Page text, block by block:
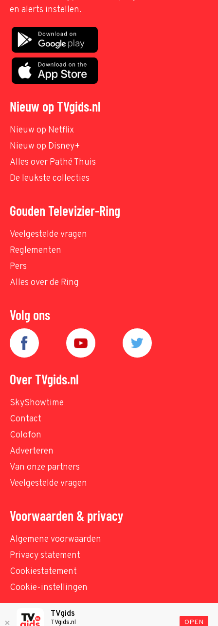
en alerts instellen.
Nieuw op TVgids.nl
Nieuw op Netflix
Nieuw op Disney+
Alles over Pathé Thuis
De leukste collecties
Gouden Televizier-Ring
Veelgestelde vragen
Reglementen
Pers
Alles over de Ring
Volg ons
Over TVgids.nl
SkyShowtime
Contact
Colofon
Adverteren
Van onze partners
Veelgestelde vragen
Voorwaarden & privacy
Algemene voorwaarden
Privacy statement
Cookiestatement
Cookie-instellingen
© TVgids.nl 2026 - All rights reserved. No text and
TVgids
TVgids.nl OPEN